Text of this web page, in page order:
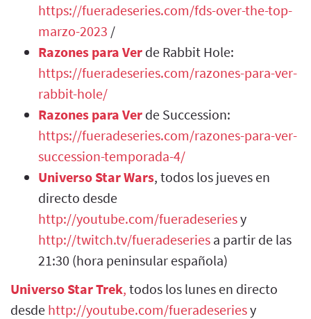
https://fueradeseries.com/fds-over-the-top-
marzo-2023 /
Razones para Ver de Rabbit Hole:
https://fueradeseries.com/razones-para-ver-
rabbit-hole/
Razones para Ver de Succession:
https://fueradeseries.com/razones-para-ver-
succession-temporada-4/
Universo Star Wars, todos los jueves en
directo desde
http://youtube.com/fueradeseriesy
http://twitch.tv/fueradeseries a partir de las
21:30 (hora peninsular española)
Universo Star Trek, todos los lunes en directo
desde http://youtube.com/fueradeseriesy